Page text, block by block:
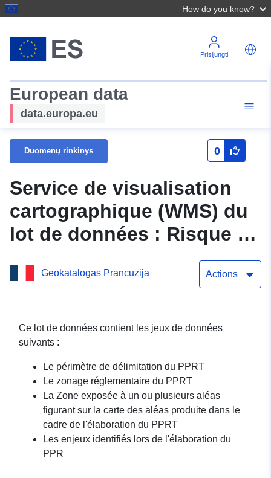
How do you know?
Prisijungti
European data
data.europa.eu
Duomenų rinkinys 0
Service de visualisation
cartographique (WMS) du
lot de données : Risque -
45DREAL20090007 PPRT
AXAREAL (ex LIGEA)
Geokatalogas Prancūzija Actions
Ce lot de données contient les jeux de données
suivants :
Le périmètre de délimitation du PPRT
Le zonage réglementaire du PPRT
La Zone exposée à un ou plusieurs aléas
figurant sur la carte des aléas produite dans le
cadre de l'élaboration du PPRT
Les enjeux identifiés lors de l'élaboration du
PPR